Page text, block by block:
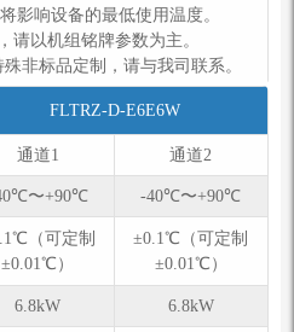
影响设备的最低使用温度。
请以机组铭牌参数为主。
⾮标品定制，请与我司联系。
FLTRZ-D-E6E6W
通道1 通道2
〜+90℃ -40℃〜+90℃
（可定制
±0.01℃）
±0.1℃（可定制
±0.01℃）
6.8kW 6.8kW